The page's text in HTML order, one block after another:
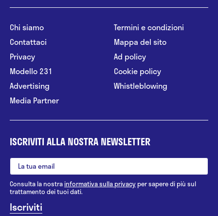
Chi siamo
Contattaci
Privacy
Modello 231
Advertising
Media Partner
Termini e condizioni
Mappa del sito
Ad policy
Cookie policy
Whistleblowing
ISCRIVITI ALLA NOSTRA NEWSLETTER
Consulta la nostrainformativa sulla privacy per sapere di più sul
trattamento dei tuoi dati.